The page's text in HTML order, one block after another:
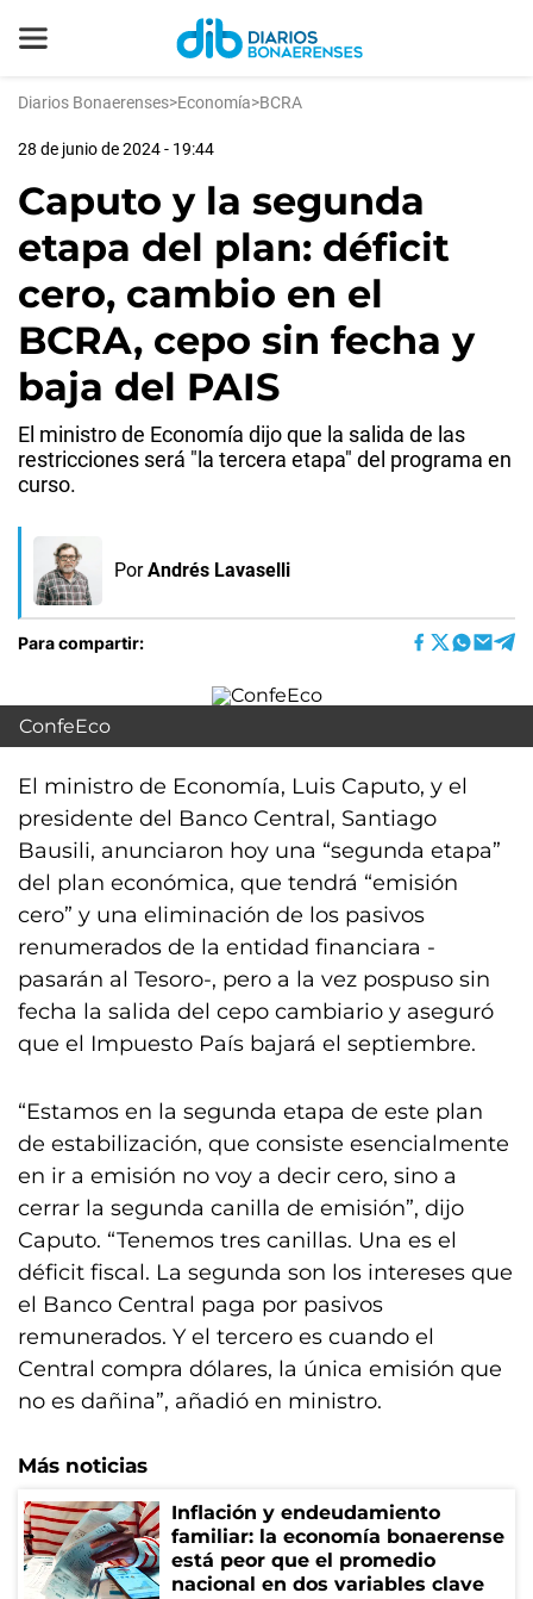
Diarios Bonaerenses>Economía>BCRA
28 de junio de 2024 - 19:44
Caputo y la segunda
etapa del plan: déficit
cero, cambio en el
BCRA, cepo sin fecha y
baja del PAIS
El ministro de Economía dijo que la salida de las
restricciones será "la tercera etapa" del programa en
curso.
Por Andrés Lavaselli
Para compartir:
ConfeEco
El ministro de Economía, Luis Caputo, y el
presidente del Banco Central, Santiago
Bausili, anunciaron hoy una “segunda etapa”
del plan económica, que tendrá “emisión
cero” y una eliminación de los pasivos
renumerados de la entidad financiara -
pasarán al Tesoro-, pero a la vez pospuso sin
fecha la salida del cepo cambiario y aseguró
que el Impuesto País bajará el septiembre.
“Estamos en la segunda etapa de este plan
de estabilización, que consiste esencialmente
en ir a emisión no voy a decir cero, sino a
cerrar la segunda canilla de emisión”, dijo
Caputo. “Tenemos tres canillas. Una es el
déficit fiscal. La segunda son los intereses que
el Banco Central paga por pasivos
remunerados. Y el tercero es cuando el
Central compra dólares, la única emisión que
no es dañina”, añadió en ministro.
Más noticias
Inflación y endeudamiento
familiar: la economía bonaerense
está peor que el promedio
nacional en dos variables clave